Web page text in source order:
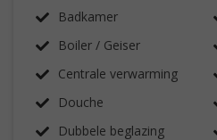
Badkamer
Boiler / Geiser
Centrale verwarming
Douche
Dubbele beglazing